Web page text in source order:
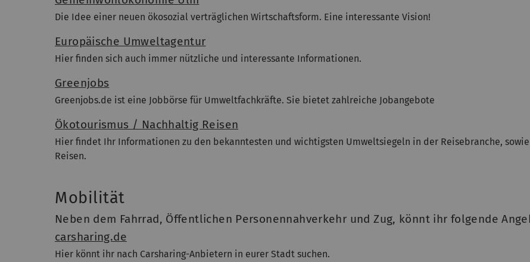
Die Idee einer neuen ökosozial verträglichen Wirtschaftsform. Eine interessante Vision!
Europäische Umweltagentur
Hier finden sich auch immer nützliche und interessante Informationen.
Greenjobs
Greenjobs.de ist eine Jobbörse für Umweltfachkräfte. Sie bietet zahlreiche Jobangebote
Ökotourismus / Nachhaltig Reisen
Hier findet Ihr Informationen zu den bekanntesten und wichtigsten Umweltsiegeln in der Reisebranche,
Reisen.
Mobilität
Neben dem Fahrrad, Öffentlichen Personennahverkehr und Zug, könnt ihr folgende
carsharing.de
Hier könnt ihr nach Carsharing-Anbietern in eurer Stadt suchen.